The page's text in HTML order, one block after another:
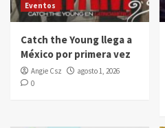
Eventos
Catch the Young llega a
México por primera vez
Angie Csz
agosto 1, 2026
0